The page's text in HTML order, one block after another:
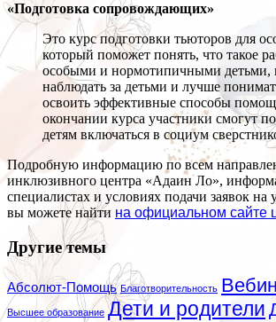
«Подготовка сопровождающих»
Это курс подготовки тьюторов для
который поможет понять, что такое
особыми и нормотипичными детьми,
наблюдать за детьми и лучше
освоить эффективные способы
окончании курса участники смогут
детям включаться в социум
Подробную информацию по всем
инклюзивного центра «Адаин Ло»,
специалистах и условиях подачи заявок на
вы можете найти на официальном сайте
Другие темы
Абсолют-Помощь Благотворительность
Высшее образование Дети и родители